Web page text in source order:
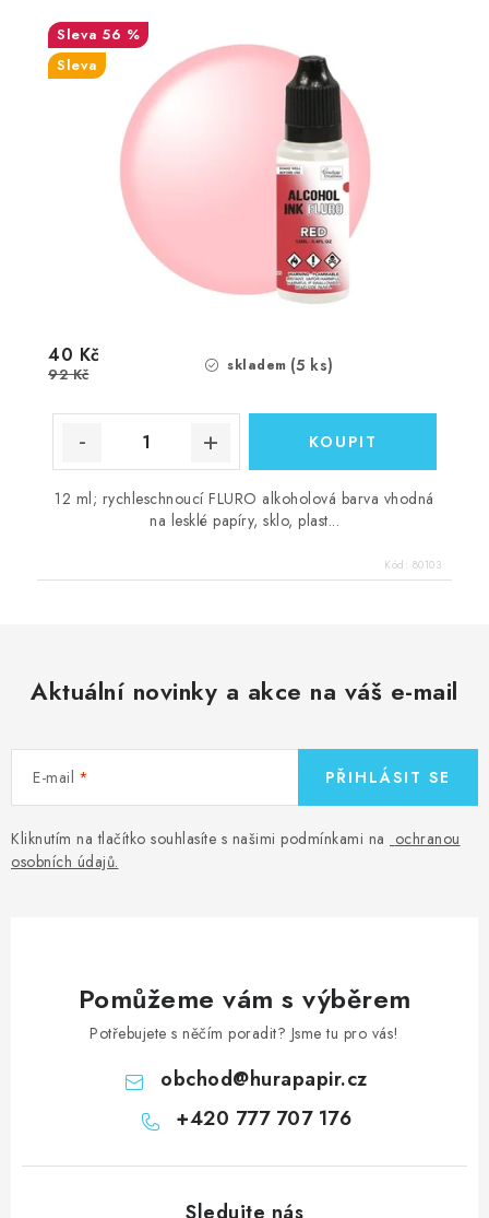
56 %
Sleva
skladem (5 ks)
40 Kč
92 Kč
12 ml; rychleschnoucí FLURO alkoholová barva vhodná
na lesklé papíry, sklo, plast...
Kód: 80103
Aktuální novinky a akce na váš e-mail
E-mail
Kliknutím na tlačítko souhlasíte s našimi podmínkami na ochranou
osobních údajů.
PŘIHLÁSIT SE
Pomůžeme vám s výběrem
Potřebujete s něčím poradit? Jsme tu pro vás!
obchod@hurapapir.cz
+420 777 707 176